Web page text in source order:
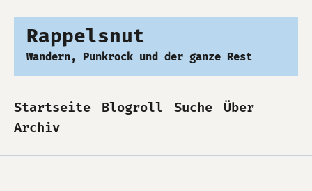
Rappelsnut
Wandern, Punkrock und der ganze Rest
Startseite Blogroll Suche
Über
Archiv